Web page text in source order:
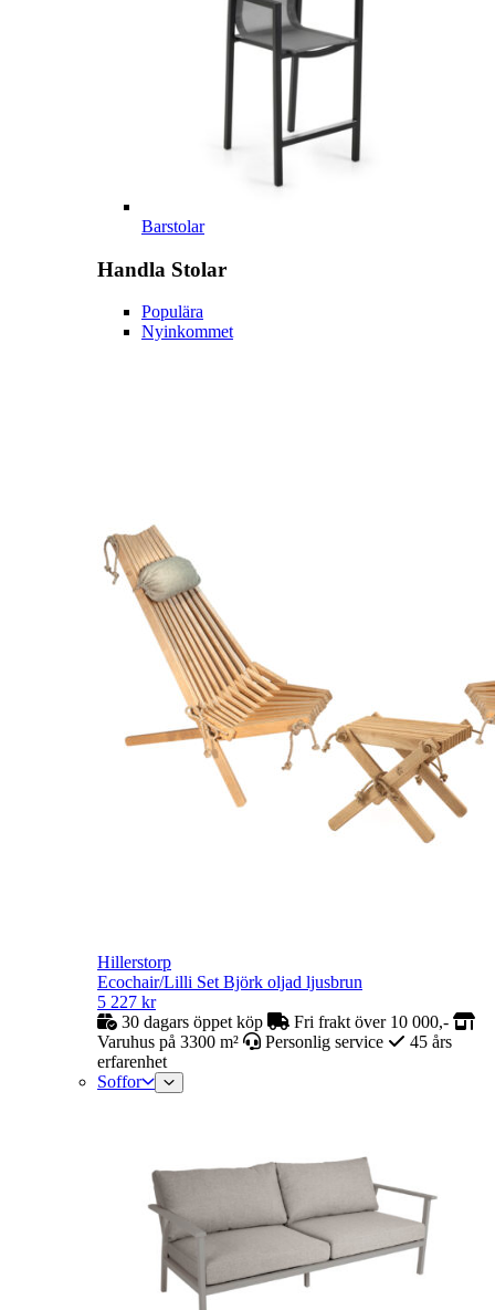
Barstolar
Handla Stolar
Populära
Nyinkommet
Hillerstorp
Ecochair/Lilli Set Björk oljad ljusbrun
5 227 kr
30 dagars öppet köp
Fri frakt över 10 000,-
Varuhus på 3300 m²
Personlig service
45 års
erfarenhet
Soffor